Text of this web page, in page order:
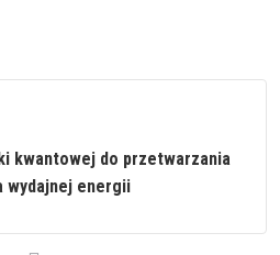
kwantowej do przetwarzania
wydajnej energii